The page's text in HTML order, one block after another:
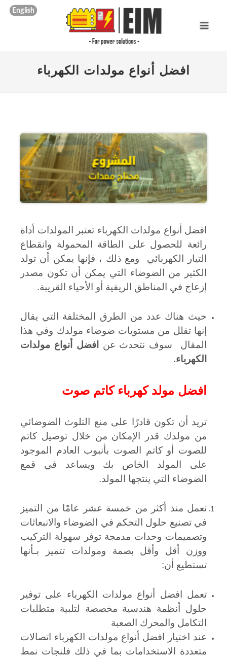
English
افضل أنواع مولدات الكهرباء
افضل أنواع مولدات الكهرباء تعتبر المولدات أداة
رائعة للحصول على الطاقة المحمولة وانقطاع
التيار الكهربائي ومع ذلك ، فإنها يمكن أن تولد
الكثير من الضوضاء التي يمكن أن تكون مصدر
إزعاج في المناطق الريفية أو الأحياء القريبة.
حيث هناك عدد من الطرق المختلفة التي يقال
إنها تقلل من مستويات ضوضاء مولدك وفي هذا
المقال سوف نتحدث عن
افضل أنواع مولدات
الكهرباء.
افضل مولد كهرباء كاتم صوت
تريد أن تكون قادرًا على منع التلوث الضوضائي
من مولدك قدر الإمكان من خلال توصيل كاتم
للصوت أو كاتم الصوت بأنبوب العادم الموجود
على المولد الخاص بك ويساعد في قمع
الضوضاء التي ينتجها المولد.
نعمل منذ أكثر من خمسة عشر عامًا من التميز
في تصنيع حلول التحكم في الضوضاء والانبعاثات
وتصميمات وحدات مدمجة توفر سهولة التركيب
ووزن أقل وأقل بصمة ومولدات تتميز بـأنها
تستطيع أن:
تعمل افضل أنواع مولدات الكهرباء على توفير
حلول أنظمة هندسية مخصصة لتلبية متطلبات
التكامل والمحرك الصعبة
عند اختيار افضل أنواع مولدات الكهرباء اتصالات
متعددة الاستخدامات بما في ذلك فلنجات نمط